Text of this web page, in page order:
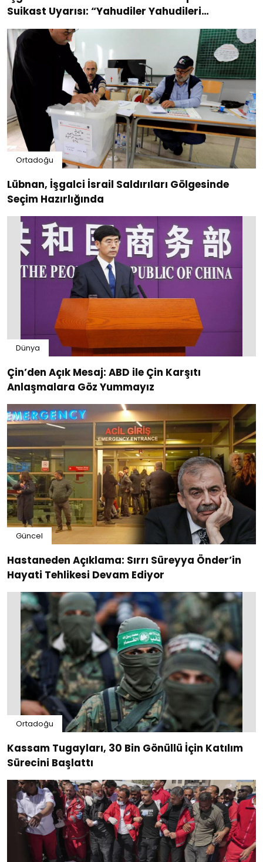
Suikast Uyarısı: “Yahudiler Yahudileri
Öldürecek”
Ortadoğu
Lübnan, İşgalci İsrail Saldırıları Gölgesinde
Seçim Hazırlığında
Dünya
Çin’den Açık Mesaj: ABD ile Çin Karşıtı
Anlaşmalara Göz Yummayız
Güncel
Hastaneden Açıklama: Sırrı Süreyya Önder’in
Hayati Tehlikesi Devam Ediyor
Ortadoğu
Kassam Tugayları, 30 Bin Gönüllü İçin Katılım
Sürecini Başlattı